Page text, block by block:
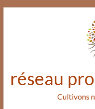
réseau
Cultivons